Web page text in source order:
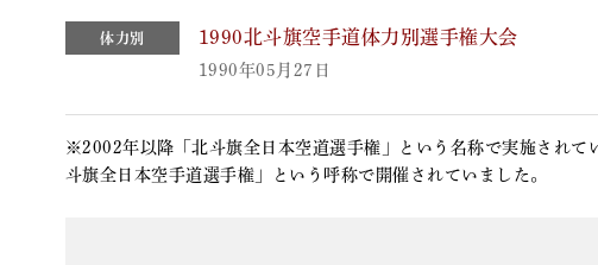
体力別 1990北斗旗空手道体力別選手権大会
1990年05月27日
※2002年以降「北斗旗全日本空道選手権」という名称で実施され
斗旗全日本空手道選手権」という呼称で開催されていました。